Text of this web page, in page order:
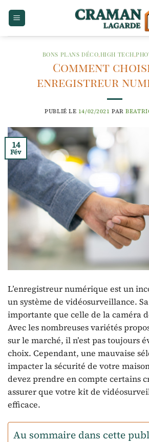
BONS PLANS DÉCO,HIGH TECH,
Comment
enregistreur
PUBLIÉ LE 14/02/2021 PAR
14
Fév
L’enregistreur numérique est un
un système de vidéosurveillance.
importante que celle de la caméra
Avec les nombreuses variétés
sur le marché, il n’est pas toujours
choix. Cependant, une mauvaise
impacter la sécurité de votre
devez prendre en compte certains
assurer que votre kit de
efficace.
Au sommaire dans cette